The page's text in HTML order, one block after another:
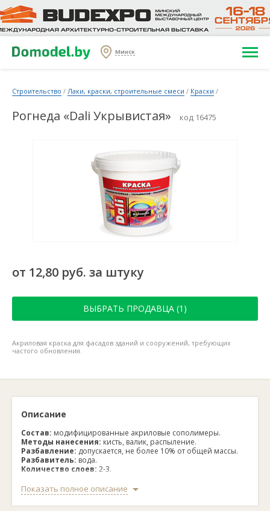
Минск
Строительство / Лаки, краски, строительные смеси / Краски /
Рогнеда «Dali Укрывистая» код 16475
от 12,80 руб. за штуку
ВЫБРАТЬ ПРОДАВЦА (1)
Акриловая краска для фасадов зданий и сооружений, требующих
частого обновления.
Описание
Состав: модифицированные акриловые сополимеры.
Методы нанесения: кисть, валик, распыление.
Разбавление: допускается, не более 10% от общей массы.
Разбавитель: вода.
Количество слоев: 2-3.
Цвет:супербелый (96%).
Очистка инструмента:вода.
Срок годности:1.5 года.
Показать полное описание